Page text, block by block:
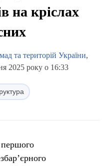
на кріслах
та територій України,
2025 року о 16:33
першого